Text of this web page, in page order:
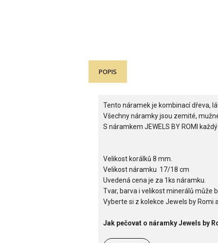
POPIS
Tento náramek je kombinací dřeva,
Všechny náramky jsou zemité,
S náramkem JEWELS BY ROMI
Velikost korálků 8 mm.
Velikost náramku 17/18 cm
Uvedená cena je za 1ks náramku.
Tvar, barva i velikost minerálů může
Vyberte si z kolekce Jewels by Romi
Jak pečovat o náramky Jewels by